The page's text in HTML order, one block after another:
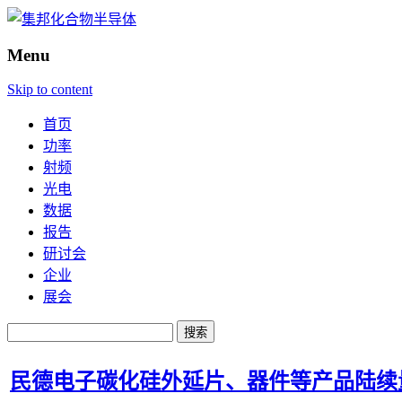
Menu
Skip to content
首页
功率
射频
光电
数据
报告
研讨会
企业
展会
民德电子碳化硅外延片、器件等产品陆